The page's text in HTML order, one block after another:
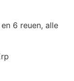
6 reuen, alle